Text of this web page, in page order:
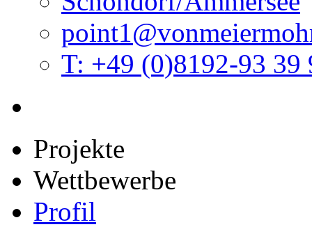
T: +49 (0)8192-93 39
Projekte
Wettbewerbe
Profil